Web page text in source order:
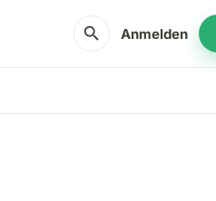
search Anmelden